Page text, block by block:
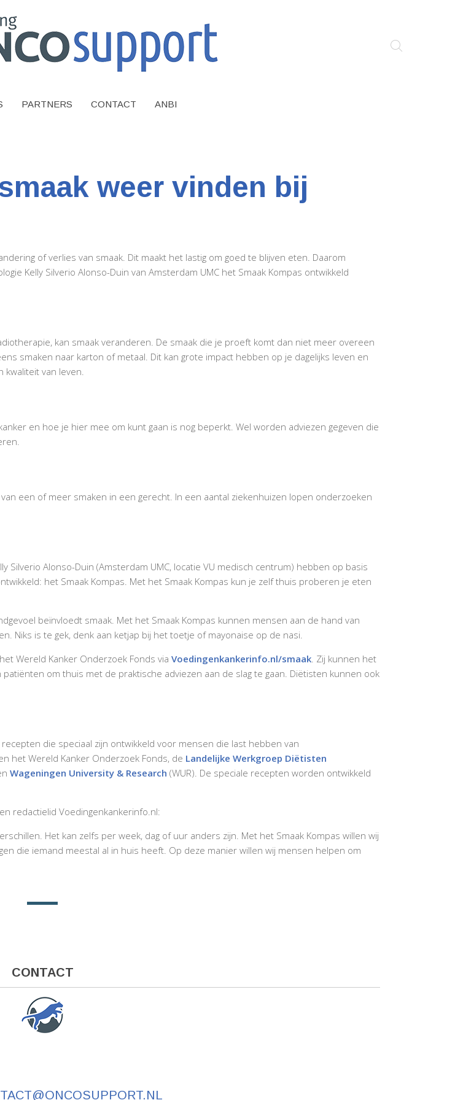
PARTNERS CONTACT ANBI
weer vinden bij
of verlies van smaak. Dit maakt het lastig om goed te blijven eten. Daarom
Kelly Silverio Alonso-Duin van Amsterdam UMC het Smaak Kompas ontwikkeld
kan smaak veranderen. De smaak die je proeft komt dan niet meer overeen
smaken naar karton of metaal. Dit kan grote impact hebben op je dagelijks leven en
van leven.
en hoe je hier mee om kunt gaan is nog beperkt. Wel worden adviezen gegeven die
een of meer smaken in een gerecht. In een aantal ziekenhuizen lopen onderzoeken
Silverio Alonso-Duin (Amsterdam UMC, locatie VU medisch centrum) hebben op basis
het Smaak Kompas. Met het Smaak Kompas kun je zelf thuis proberen je eten
beïnvloedt smaak. Met het Smaak Kompas kunnen mensen aan de hand van
Niks is te gek, denk aan ketjap bij het toetje of mayonaise op de nasi.
Wereld Kanker Onderzoek Fonds via Voedingenkankerinfo.nl/smaak. Zij kunnen het
om thuis met de praktische adviezen aan de slag te gaan. Diëtisten kunnen ook
die speciaal zijn ontwikkeld voor mensen die last hebben van
het Wereld Kanker Onderzoek Fonds, de Landelijke Werkgroep Diëtisten
Wageningen University & Research (WUR). De speciale recepten worden ontwikkeld
redactielid Voedingenkankerinfo.nl:
Het kan zelfs per week, dag of uur anders zijn. Met het Smaak Kompas willen wij
die iemand meestal al in huis heeft. Op deze manier willen wij mensen helpen om
CONTACT